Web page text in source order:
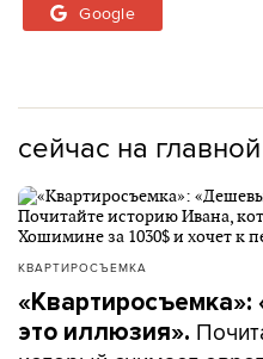
Google
сейчас на главной
КВАРТИРОСЪЕМКА
это иллюзия».